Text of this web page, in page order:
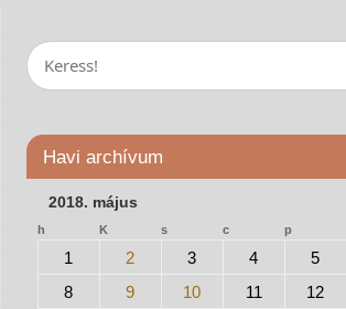
Havi archívum
2018. május
h K s c p
1 2 3 4 5
8
9 10 11 12